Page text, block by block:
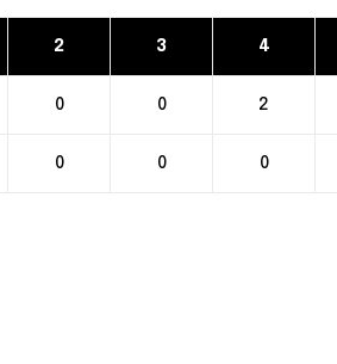
2 3 4
0 0 2
0 0 0